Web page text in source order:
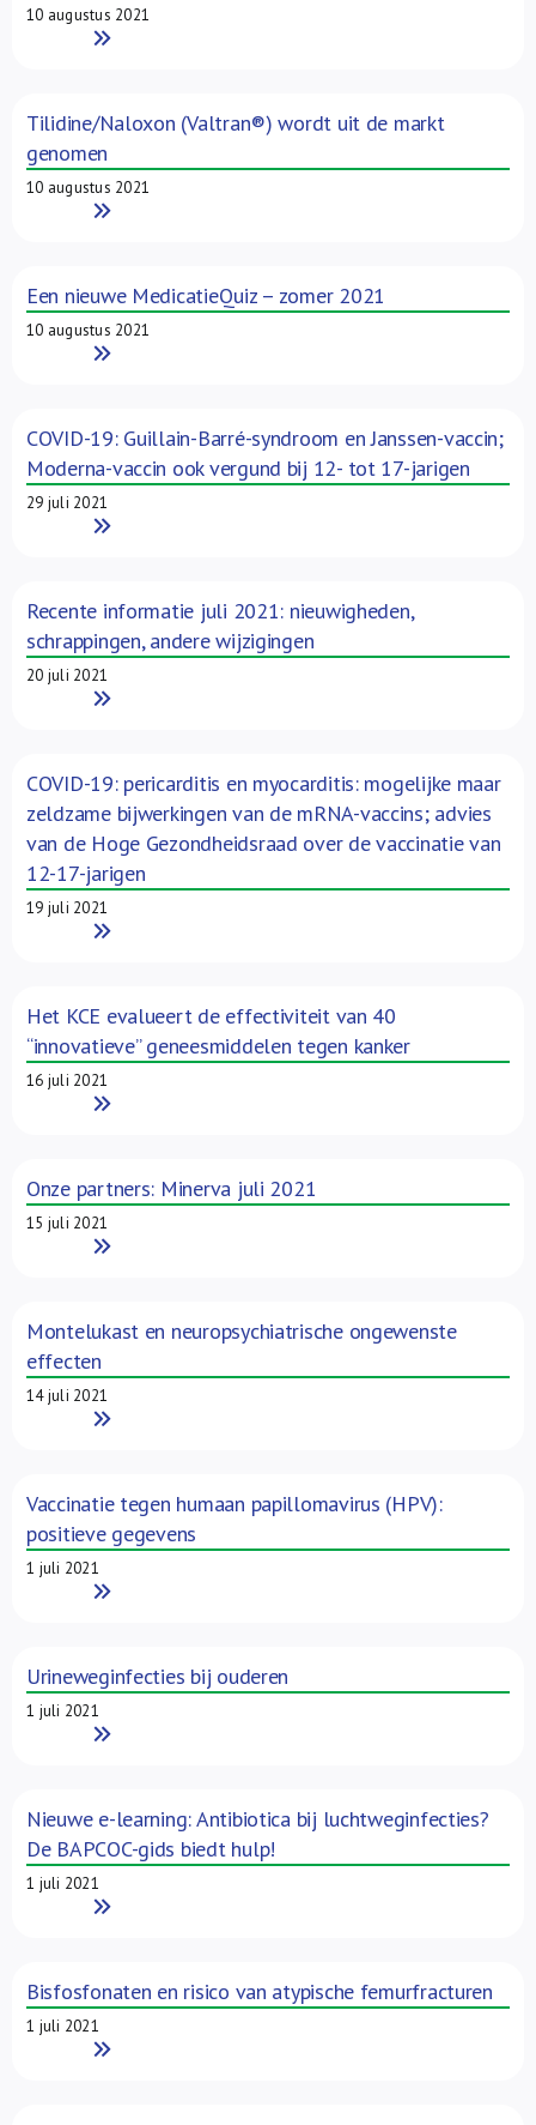
10 augustus 2021
Read More
Tilidine/Naloxon (Valtran®) wordt uit de markt
genomen
10 augustus 2021
Read More
Een nieuwe MedicatieQuiz – zomer 2021
10 augustus 2021
Read More
COVID-19: Guillain-Barré-syndroom en Janssen-vaccin;
Moderna-vaccin ook vergund bij 12- tot 17-jarigen
29 juli 2021
Read More
Recente informatie juli 2021: nieuwigheden,
schrappingen, andere wijzigingen
20 juli 2021
Read More
COVID-19: pericarditis en myocarditis: mogelijke maar
zeldzame bijwerkingen van de mRNA-vaccins; advies
van de Hoge Gezondheidsraad over de vaccinatie van
12-17-jarigen
19 juli 2021
Read More
Het KCE evalueert de effectiviteit van 40
“innovatieve” geneesmiddelen tegen kanker
16 juli 2021
Read More
Onze partners: Minerva juli 2021
15 juli 2021
Read More
Montelukast en neuropsychiatrische ongewenste
effecten
14 juli 2021
Read More
Vaccinatie tegen humaan papillomavirus (HPV):
positieve gegevens
1 juli 2021
Read More
Urineweginfecties bij ouderen
1 juli 2021
Read More
Nieuwe e-learning: Antibiotica bij luchtweginfecties?
De BAPCOC-gids biedt hulp!
1 juli 2021
Read More
Bisfosfonaten en risico van atypische femurfracturen
1 juli 2021
Read More